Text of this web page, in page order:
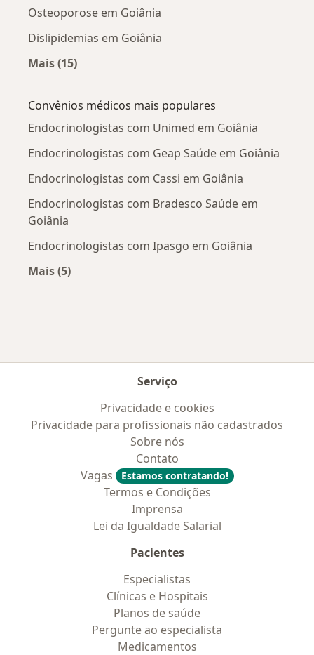
Osteoporose em Goiânia
Dislipidemias em Goiânia
Mais (15)
Convênios médicos mais populares
Endocrinologistas com Unimed em Goiânia
Endocrinologistas com Geap Saúde em Goiânia
Endocrinologistas com Cassi em Goiânia
Endocrinologistas com Bradesco Saúde em
Goiânia
Endocrinologistas com Ipasgo em Goiânia
Mais (5)
Serviço
Privacidade e cookies
Privacidade para profissionais não cadastrados
Sobre nós
Contato
Vagas
Estamos contratando!
Termos e Condições
Imprensa
Lei da Igualdade Salarial
Pacientes
Especialistas
Clínicas e Hospitais
Planos de saúde
Pergunte ao especialista
Medicamentos